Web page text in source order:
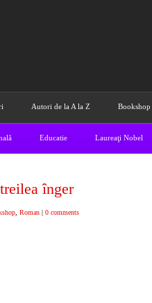
Autori de la A la Z Bookshop
Educatie Laureaţi Nobel
înger
Roman | 0 comments